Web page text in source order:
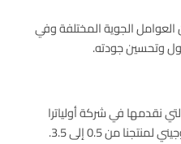
الجوية المختلفة وفي
وتحسين جودته.
نقدمها في شركة أولياترا
من 0.5 إلى 3.5.